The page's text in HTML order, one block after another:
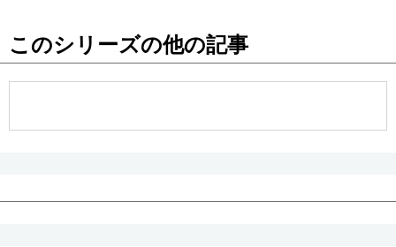
お知らせ
このシリーズの他の記事